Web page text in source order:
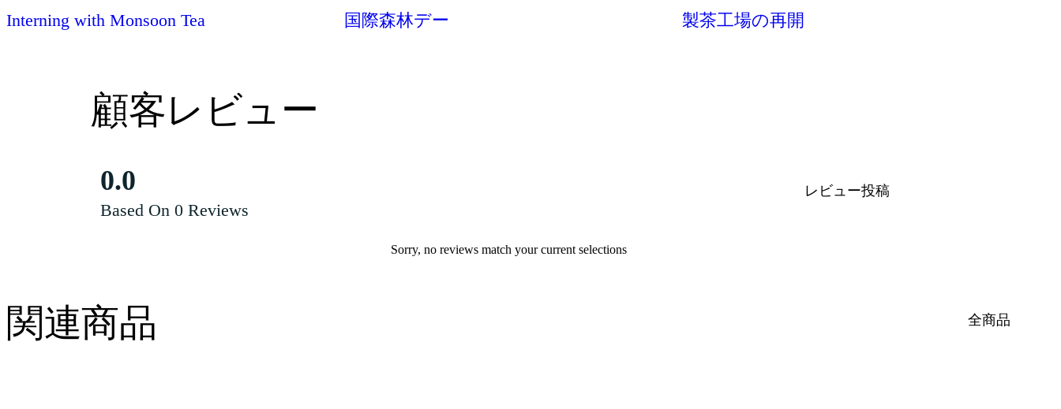
insight to their experience!
Interning with Monsoon Tea 国際森林デー
できました。
製茶工場の再開
顧客レビュー
0.0
Based On 0 Reviews
レビュー投稿
Sorry, no reviews match your current selections
関連商品 全商品